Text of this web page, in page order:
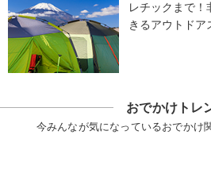
レチックまで！
きるアウトドア
おでかけトレ
今みんなが気になっているおでかけ